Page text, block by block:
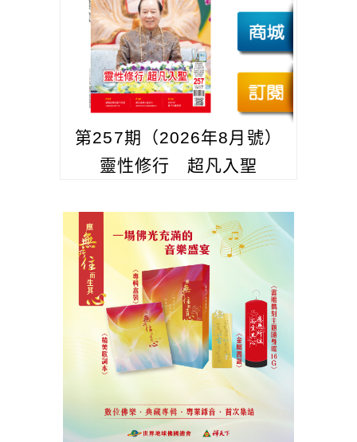
第257期（2026年8月號）
靈性修行 超凡入聖